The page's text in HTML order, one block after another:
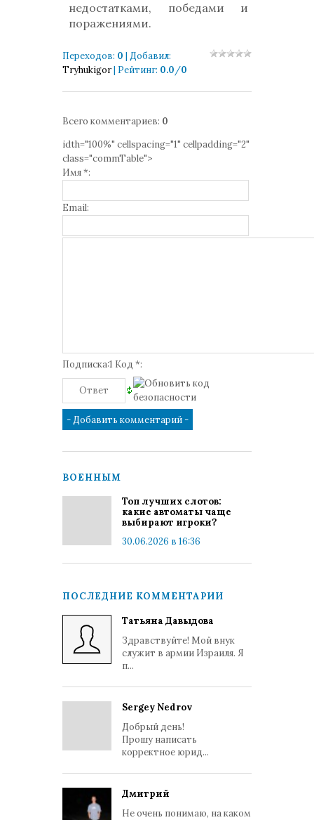
недостатками, победами и
поражениями.
Переходов: 0 | Добавил:
Tryhukigor| Рейтинг: 0.0/0
Всего комментариев: 0
idth="100%" cellspacing="1" cellpadding="2"
class="commTable">
Имя *:
Email:
Подписка:1 Код *:
ВОЕННЫМ
Топ лучших слотов:
какие автоматы чаще
выбирают игроки?
30.06.2026 в 16:36
ПОСЛЕДНИЕ КОММЕНТАРИИ
Татьяна Давыдова
Здравствуйте! Мой внук
служит в армии Израиля. Я
п...
Sergey Nedrov
Добрый день!
Прошу написать
корректное юрид...
Дмитрий
Не очень понимаю, на каком